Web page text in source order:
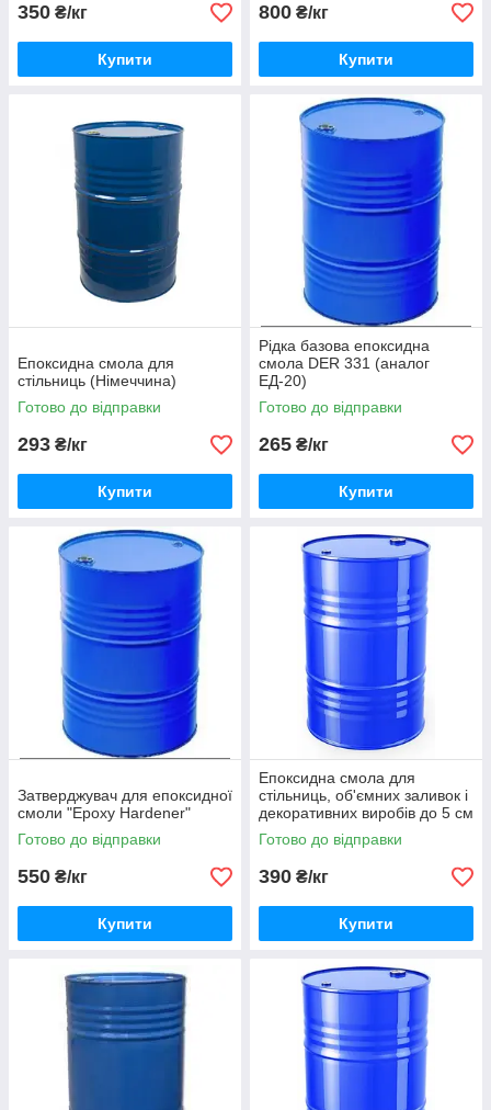
350 ₴/кг
Купити
800 ₴/кг
Купити
Епоксидна смола для
стільниць (Німеччина)
Готово до відправки
293 ₴/кг
Купити
Рідка базова епоксидна
смола DER 331 (аналог
ЕД-20)
Готово до відправки
265 ₴/кг
Купити
Затверджувач для епоксидної
смоли "Epoxy Hardener"
Готово до відправки
550 ₴/кг
Купити
Епоксидна смола для
стільниць, об'ємних заливок і
декоративних виробів до 5 см
Німеччина
Готово до відправки
390 ₴/кг
Купити